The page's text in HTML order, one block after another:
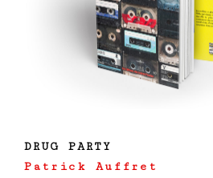
DRUG PARTY
Patrick Auffret